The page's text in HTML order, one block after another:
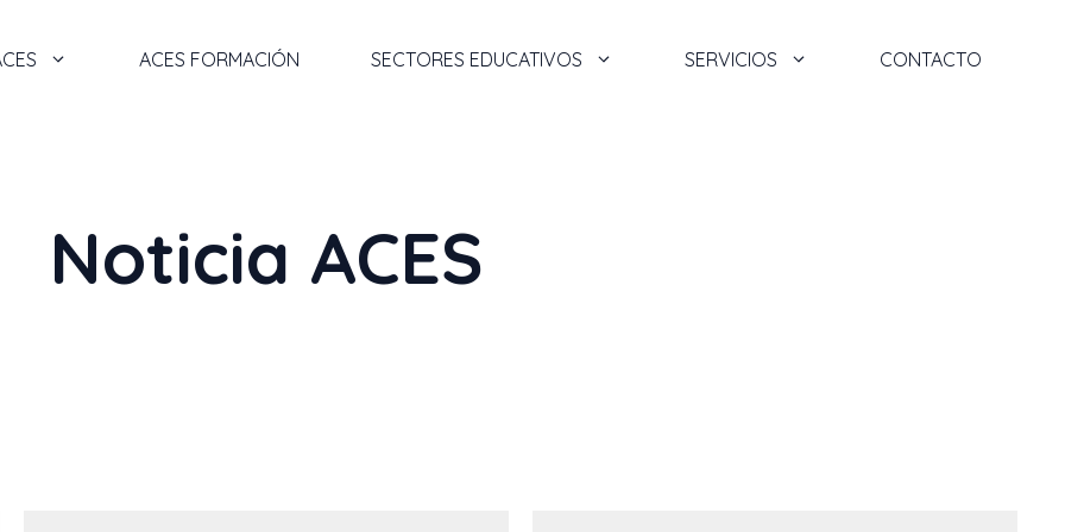
ACES FORMACIÓN SECTORES EDUCATIVOS SERVICIOS CONTACTO
Noticia ACES